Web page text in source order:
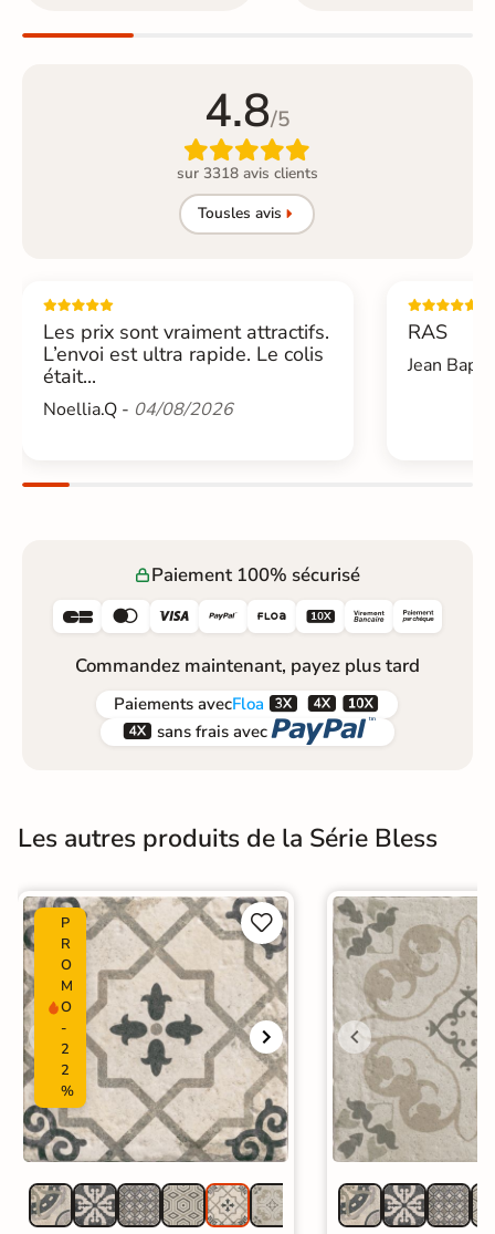
4.8/5

sur 3318 avis clients
Tousles avis
Les prix sont vraiment attractifs.
L’envoi est ultra rapide. Le colis
était...
Noellia.Q - 04/08/2026
RAS
Jean
Paiement 100% sécurisé
     
Commandez maintenant, payez plus tard
Paiements avecFloa  
 sans frais avec 
Les autres produits de la Série Bless
P
R
O
M
O
-
2
2
%

